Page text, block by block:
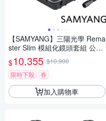
【SAMYANG】三陽光學 Rema
ster Slim 模組化鏡頭套組 公司
貨
$10,355 $10,900
限時下殺
券
加入購物車